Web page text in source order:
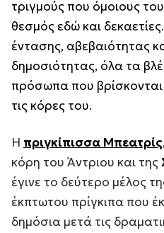
τριγμούς που όμοιους
θεσμός εδώ και
έντασης, αβεβαιότητας
δημοσιότητας, όλα τα
πρόσωπα που
τις κόρες του.
Η πριγκίπισσα Μπεατρίς
κόρη του Άντριου και της
έγινε το δεύτερο μέλος
έκπτωτου πρίγκιπα που
δημόσια μετά τις